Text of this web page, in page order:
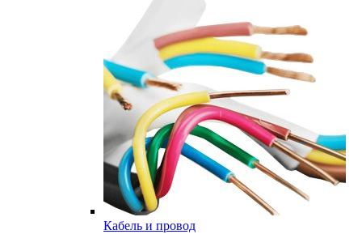
Кабель и провод